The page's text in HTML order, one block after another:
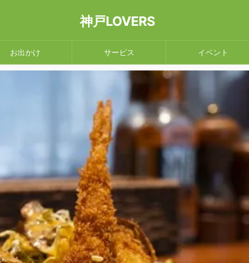
神戸LOVERS
お出かけ サービス イベント